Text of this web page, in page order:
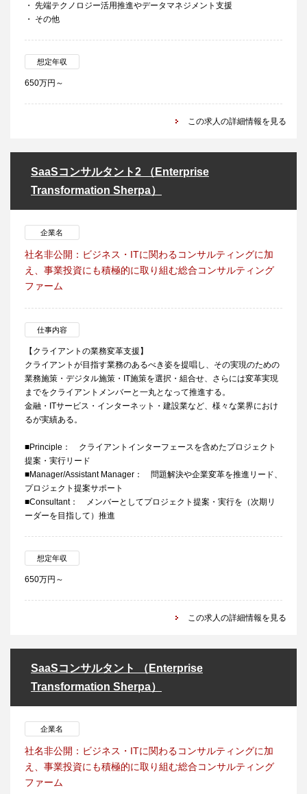
・ 先端テクノロジー活用推進やデータマネジメント支援
・ その他
想定年収
650万円～
この求人の詳細情報を見る
SaaSコンサルタント2 （Enterprise
Transformation Sherpa）
企業名
社名非公開：ビジネス・ITに関わるコンサルティングに加
え、事業投資にも積極的に取り組む総合コンサルティング
ファーム
仕事内容
【クライアントの業務変革支援】
クライアントが目指す業務のあるべき姿を提唱し、その実現のための
業務施策・デジタル施策・IT施策を選択・組合せ、さらには変革実現
までをクライアントメンバーと一丸となって推進する。
金融・ITサービス・インターネット・建設業など、様々な業界におけ
るが実績ある。
■Principle： クライアントインターフェースを含めたプロジェクト
提案・実行リード
■Manager/Assistant Manager： 問題解決や企業変革を推進リード、
プロジェクト提案サポート
■Consultant： メンバーとしてプロジェクト提案・実行を（次期リ
ーダーを目指して）推進
想定年収
650万円～
この求人の詳細情報を見る
SaaSコンサルタント （Enterprise
Transformation Sherpa）
企業名
社名非公開：ビジネス・ITに関わるコンサルティングに加
え、事業投資にも積極的に取り組む総合コンサルティング
ファーム